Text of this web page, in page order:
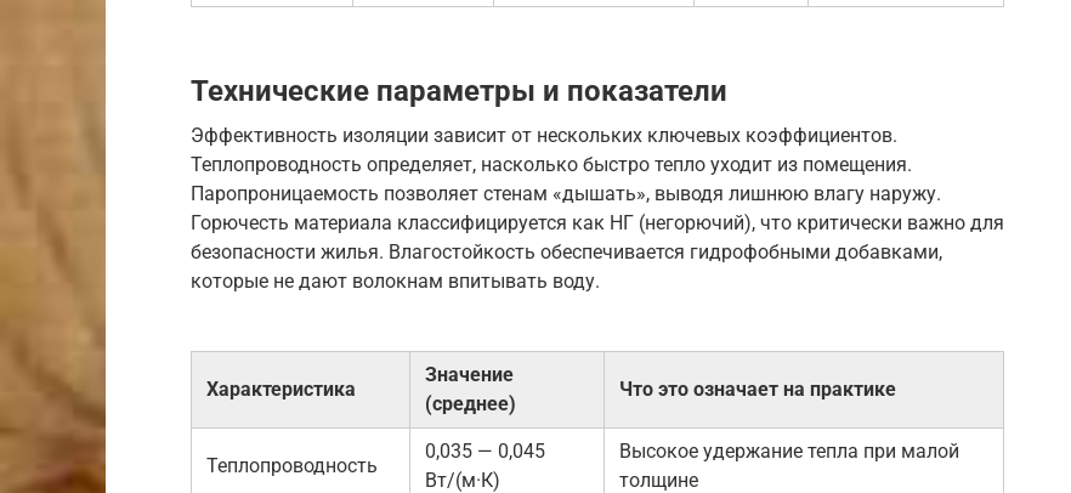
Технические параметры и показатели
Эффективность изоляции зависит от нескольких ключевых коэффициентов.
Теплопроводность определяет, насколько быстро тепло уходит из помещения.
Паропроницаемость позволяет стенам «дышать», выводя лишнюю влагу наружу.
Горючесть материала классифицируется как НГ (негорючий), что критически важно для
безопасности жилья. Влагостойкость обеспечивается гидрофобными добавками,
которые не дают волокнам впитывать воду.
Характеристика
Значение
(среднее)
Что это означает на практике
Теплопроводность
0,035 — 0,045
Вт/(м·К)
Высокое удержание тепла при малой
толщине